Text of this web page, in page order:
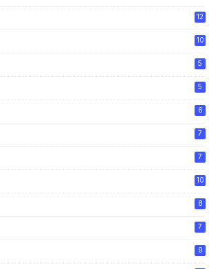
12
10
5
5
6
7
7
10
8
7
9